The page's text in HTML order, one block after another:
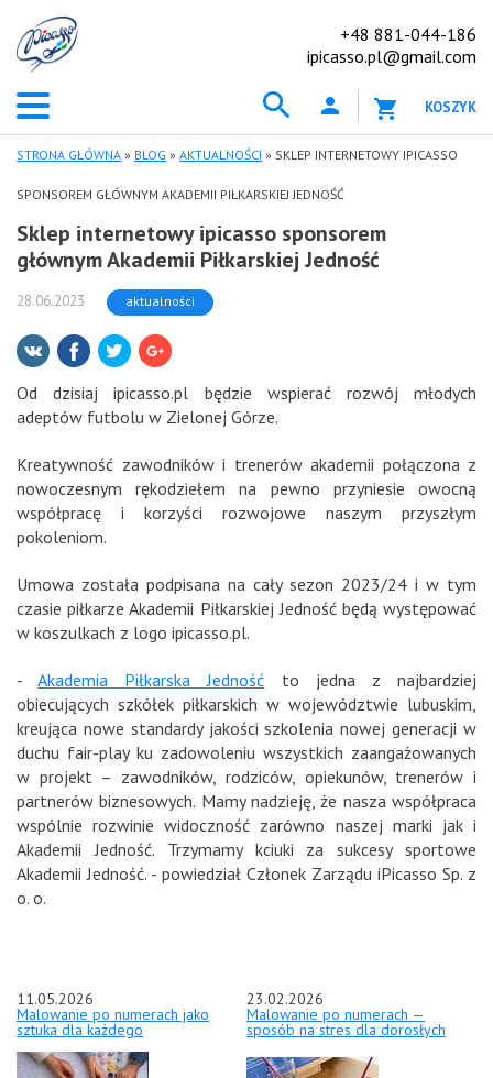
+48 881-044-186
ipicasso.pl@gmail.com
KOSZYK
STRONA GŁÓWNA » BLOG » AKTUALNOŚCI » SKLEP INTERNETOWY IPICASSO
SPONSOREM GŁÓWNYM AKADEMII PIŁKARSKIEJ JEDNOŚĆ
Sklep internetowy ipicasso sponsorem
głównym Akademii Piłkarskiej Jedność
28.06.2023 aktualności
Od dzisiaj ipicasso.pl będzie wspierać rozwój młodych
adeptów futbolu w Zielonej Górze.
Kreatywność zawodników i trenerów akademii połączona z
nowoczesnym rękodziełem na pewno przyniesie owocną
współpracę i korzyści rozwojowe naszym przyszłym
pokoleniom.
Umowa została podpisana na cały sezon 2023/24 i w tym
czasie piłkarze Akademii Piłkarskiej Jedność będą występować
w koszulkach z logo ipicasso.pl.
-Akademia Piłkarska Jedność to jedna z najbardziej
obiecujących szkółek piłkarskich w województwie lubuskim,
kreująca nowe standardy jakości szkolenia nowej generacji w
duchu fair-play ku zadowoleniu wszystkich zaangażowanych
w projekt – zawodników, rodziców, opiekunów, trenerów i
partnerów biznesowych. Mamy nadzieję, że nasza współpraca
wspólnie rozwinie widoczność zarówno naszej marki jak i
Akademii Jedność. Trzymamy kciuki za sukcesy sportowe
Akademii Jedność. - powiedział Członek Zarządu iPicasso Sp. z
o. o.
11.05.2026
Malowanie po numerach jako
sztuka dla każdego
23.02.2026
Malowanie po numerach —
sposób na stres dla dorosłych